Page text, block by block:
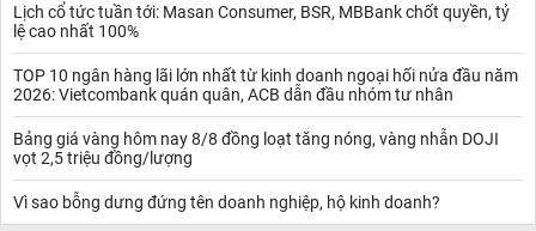
Lịch cổ tức tuần tới: Masan Consumer, BSR, MBBank chốt quyền, tỷ
lệ cao nhất 100%
TOP 10 ngân hàng lãi lớn nhất từ kinh doanh ngoại hối nửa đầu năm
2026: Vietcombank quán quân, ACB dẫn đầu nhóm tư nhân
Bảng giá vàng hôm nay 8/8 đồng loạt tăng nóng, vàng nhẫn DOJI
vọt 2,5 triệu đồng/lượng
Vì sao bỗng dưng đứng tên doanh nghiệp, hộ kinh doanh?